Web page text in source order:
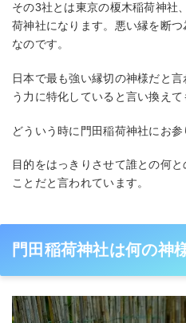
その3社とは東京の榎木稲荷神社
荷神社になります。悪い縁を断
なのです。
日本で最も強い縁切の神様だと
う力に特化していると言い換えて
どういう時に門田稲荷神社にお参
目的をはっきりさせて誰との何
ことだと言われています。
門田稲荷神社は何の神